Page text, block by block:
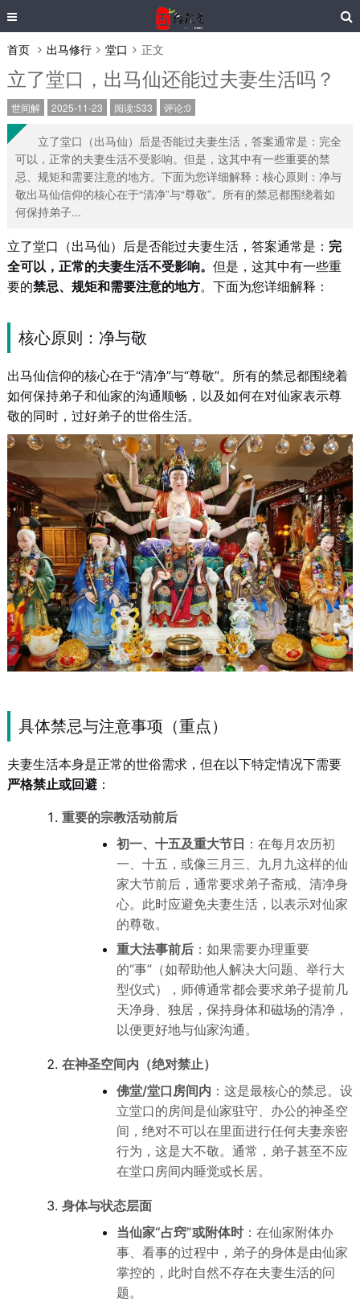
首页 出马修行 堂口 正文
立了堂口，出马仙还能过夫妻生活吗？
世间解 2025-11-23 阅读:533 评论:0
立了堂口（出马仙）后是否能过夫妻生活，答案通常是：完全
可以，正常的夫妻生活不受影响。但是，这其中有一些重要的禁
忌、规矩和需要注意的地方。下面为您详细解释：核心原则：净与
敬出马仙信仰的核心在于“清净”与“尊敬”。所有的禁忌都围绕着如
何保持弟子...
立了堂口（出马仙）后是否能过夫妻生活，答案通常是： 完
全可以，正常的夫妻生活不受影响。 但是，这其中有一些重
要的禁忌、规矩和需要注意的地方。下面为您详细解释：
核心原则：净与敬
出马仙信仰的核心在于“清净”与“尊敬”。所有的禁忌都围绕着
如何保持弟子和仙家的沟通顺畅，以及如何在对仙家表示尊
敬的同时，过好弟子的世俗生活。
具体禁忌与注意事项（重点）
夫妻生活本身是正常的世俗需求，但在以下特定情况下需要
严格禁止或回避：
重要的宗教活动前后
初一、十五及重大节日 ：在每月农历初
一、十五，或像三月三、九月九这样的仙
家大节前后，通常要求弟子斋戒、清净身
心。此时应避免夫妻生活，以表示对仙家
的尊敬。
重大法事前后：如果需要办理重要
的“事”（如帮助他人解决大问题、举行大
型仪式），师傅通常都会要求弟子提前几
天净身、独居，保持身体和磁场的清净，
以便更好地与仙家沟通。
在神圣空间内（绝对禁止）
佛堂/堂口房间内 ：这是最核心的禁忌。设
立堂口的房间是仙家驻守、办公的神圣空
间，绝对不可以在里面进行任何夫妻亲密
行为，这是大不敬。通常，弟子甚至不应
在堂口房间内睡觉或长居。
身体与状态层面
当仙家“占窍”或附体时：在仙家附体办
事、看事的过程中，弟子的身体是由仙家
掌控的，此时自然不存在夫妻生活的问
题。